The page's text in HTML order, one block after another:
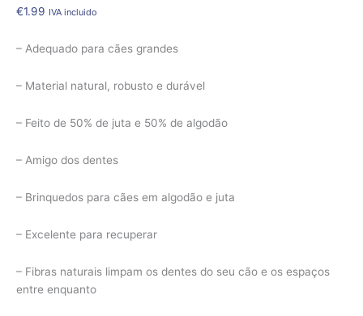
€1.99 IVA incluido
– Adequado para cães grandes
– Material natural, robusto e durável
– Feito de 50% de juta e 50% de algodão
– Amigo dos dentes
– Brinquedos para cães em algodão e juta
– Excelente para recuperar
– Fibras naturais limpam os dentes do seu cão e os espaços
entre enquanto
6.5cm